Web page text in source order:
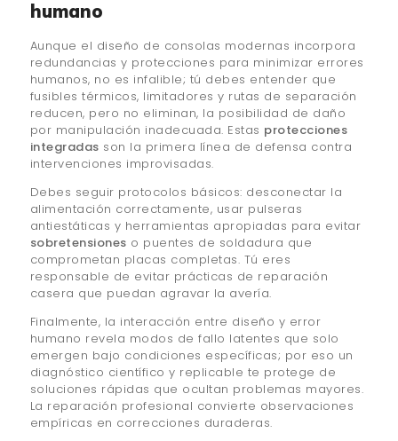
humano
Aunque el diseño de consolas modernas incorpora
redundancias y protecciones para minimizar errores
humanos, no es infalible; tú debes entender que
fusibles térmicos, limitadores y rutas de separación
reducen, pero no eliminan, la posibilidad de daño
por manipulación inadecuada. Estas protecciones
integradas son la primera línea de defensa contra
intervenciones improvisadas.
Debes seguir protocolos básicos: desconectar la
alimentación correctamente, usar pulseras
antiestáticas y herramientas apropiadas para evitar
sobretensiones o puentes de soldadura que
comprometan placas completas. Tú eres
responsable de evitar prácticas de reparación
casera que puedan agravar la avería.
Finalmente, la interacción entre diseño y error
humano revela modos de fallo latentes que solo
emergen bajo condiciones específicas; por eso un
diagnóstico científico y replicable te protege de
soluciones rápidas que ocultan problemas mayores.
La reparación profesional convierte observaciones
empíricas en correcciones duraderas.